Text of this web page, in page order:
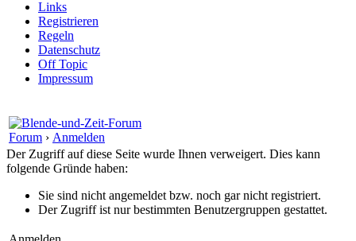
Links
Registrieren
Regeln
Datenschutz
Off Topic
Impressum
Forum › Anmelden
Der Zugriff auf diese Seite wurde Ihnen verweigert. Dies kann
folgende Gründe haben:
Sie sind nicht angemeldet bzw. noch gar nicht registriert.
Der Zugriff ist nur bestimmten Benutzergruppen gestattet.